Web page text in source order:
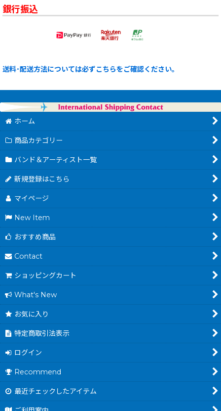
銀行振込
送料･配送方法については必ずこちらをご確認ください。
ホーム
商品カテゴリー
バンド＆アーティスト一覧
新規登録はこちら
マイページ
New Item
おすすめ商品
Contact
ショッピングカート
What's New
お気に入り
特定商取引法表示
ログイン
Recommend
最近チェックしたアイテム